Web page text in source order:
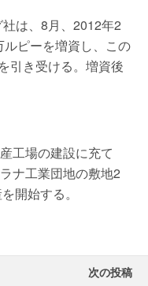
は、8月、2012年2
ピーを増資し、この
引き受ける。増資後
工場の建設に充て
ナ工業団地の敷地2
開始する。
次の投稿